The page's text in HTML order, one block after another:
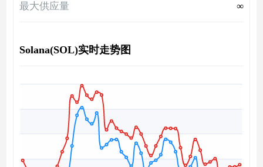
最大供应量 ∞
Solana(SOL)实时走势图